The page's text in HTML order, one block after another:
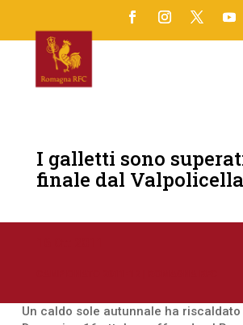
I galletti sono
finale dal Valpolicella
Un caldo sole autunnale ha